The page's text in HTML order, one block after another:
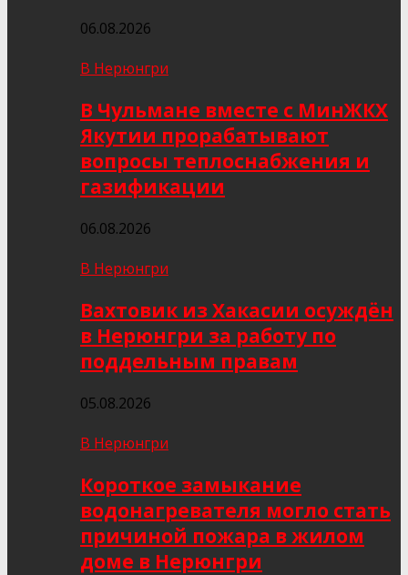
06.08.2026
В Нерюнгри
В Чульмане вместе с МинЖКХ
Якутии прорабатывают
вопросы теплоснабжения и
газификации
06.08.2026
В Нерюнгри
Вахтовик из Хакасии осуждён
в Нерюнгри за работу по
поддельным правам
05.08.2026
В Нерюнгри
Короткое замыкание
водонагревателя могло стать
причиной пожара в жилом
доме в Нерюнгри